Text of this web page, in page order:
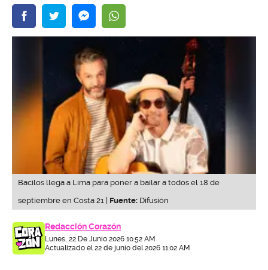
Bacilos llega a Lima para poner a bailar a todos el 18 de
septiembre en Costa 21 | Fuente: Difusión
Redacción Corazón
Lunes, 22 De Junio 2026 10:52 AM
Actualizado el 22 de junio del 2026 11:02 AM